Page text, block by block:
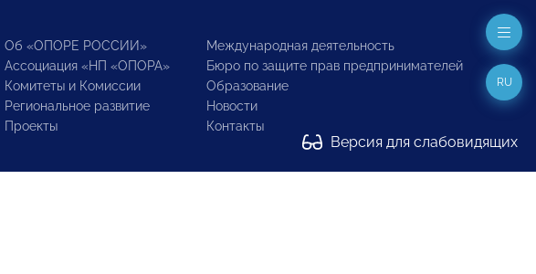
Об «ОПОРЕ РОССИИ»
Ассоциация «НП «ОПОРА»
Комитеты и Комиссии
Региональное развитие
Проекты
Международная деятельность
Бюро по защите прав предпринимателей
Образование
Новости
Контакты
Версия для слабовидящих
RU